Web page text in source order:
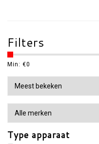
Filters
Min: €0
Type apparaat